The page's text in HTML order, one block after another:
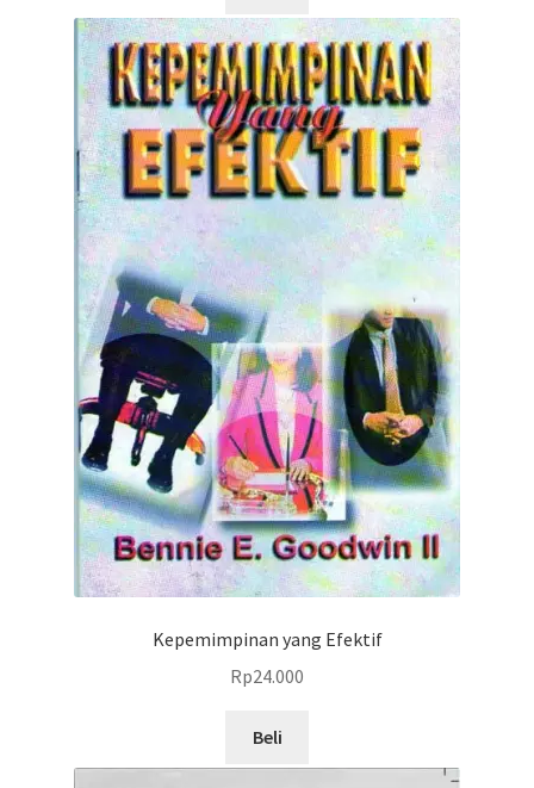
Kepemimpinan yang Efektif
Rp24.000
Beli